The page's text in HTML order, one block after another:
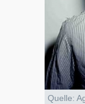
Quelle: